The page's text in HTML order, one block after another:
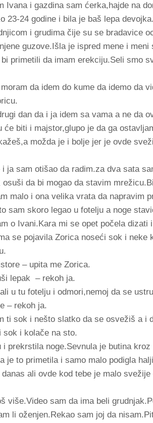
Ivana i gazdina sam ćerka,hajde na
23-24 godine i bila je baš lepa
i grudima čije su se bradavice
guzove.Išla je ispred mene i
primetili da imam erekciju.Seli smo
da idem do kume da idemo da
dan da i ja idem sa vama a ne da
će biti i majstor,glupo je da ga
možda je i bolje jer je ovde
ja sam otišao da radim.za dva sata
osuši da bi mogao da stavim
malo i ona velika vrata da napravim
sam skoro legao u fotelju a noge
o Ivani.Kara mi se opet počela
se pojavila Zorica noseći sok i neke
– upita me Zorica.
lepak – rekoh ja.
u tu fotelju i odmori,nemoj da se
– rekoh ja.
ti sok i nešto slatko da se osvežiš a i
sok i kolače na sto.
i prekrstila noge.Sevnula je butina
je to primetila i samo malo podigla
ali ovde kod tebe je malo
više.Video sam da ima beli
li oženjen.Rekao sam joj da